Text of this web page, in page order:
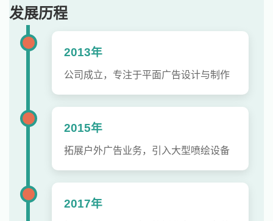
发展历程
2013年
公司成立，专注于平面广告设计与制作
2015年
拓展户外广告业务，引入大型喷绘设备
2017年